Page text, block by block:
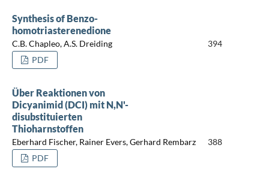
Synthesis of Benzo-
homotriasterenedione
C.B. Chapleo, A.S. Dreiding
394
PDF
Über Reaktionen von
Dicyanimid (DCI) mit N,N'-
disubstituierten
Thioharnstoffen
Eberhard Fischer, Rainer Evers, Gerhard Rembarz
388
PDF